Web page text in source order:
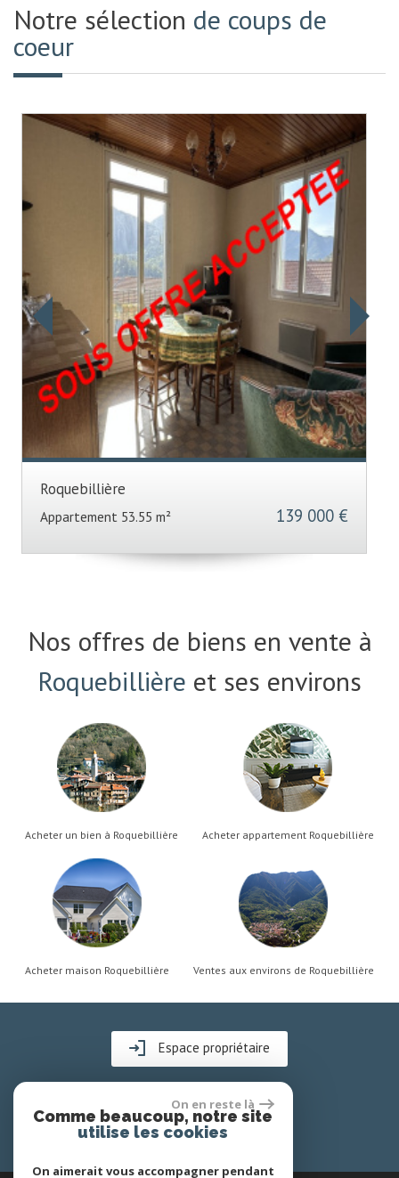
Notre sélection de coups de
coeur
139 000 € Maison 140 m²
Nos offres de biens en vente à
Roquebillière et ses environs
Acheter un bien à Roquebillière Acheter appartement Roquebillière
Acheter maison Roquebillière Ventes aux environs de Roquebillière
Espace propriétaire
On en reste là
Comme beaucoup, notre site
utilise les cookies
On aimerait vous accompagner pendant